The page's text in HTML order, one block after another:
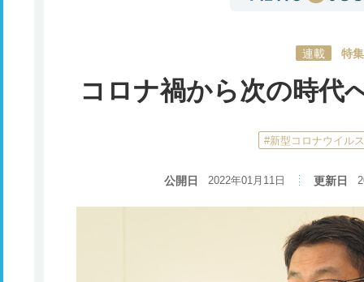
連載 特集
コロナ禍から次の時代
#新型コロナウイル
公開日 2022年01月11日 更新日